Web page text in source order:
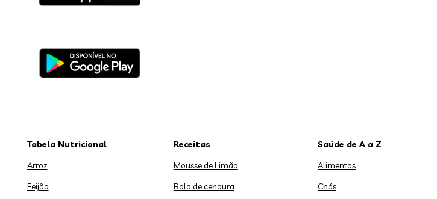
Tabela Nutricional
Arroz
Feijão
Receitas
Mousse de Limão
Bolo de cenoura
Saúde de A a Z
Alimentos
Chás